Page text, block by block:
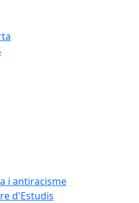
i antiracisme
d'Estudis